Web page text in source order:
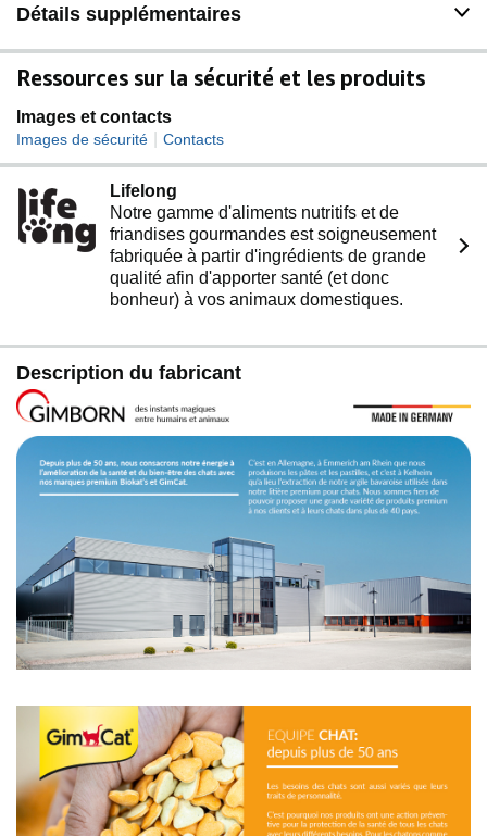
Détails supplémentaires
Ressources sur la sécurité et les produits
Images et contacts
Images de sécurité Contacts
Lifelong
Notre gamme d'aliments nutritifs et de
friandises gourmandes est soigneusement
fabriquée à partir d'ingrédients de grande
qualité afin d'apporter santé (et donc
bonheur) à vos animaux domestiques.
Description du fabricant